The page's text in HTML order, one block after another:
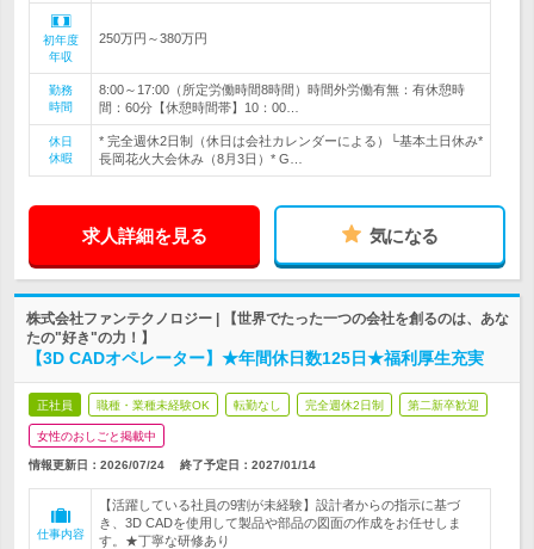
初年度
年収
250万円～380万円
勤務
時間
8:00～17:00（所定労働時間8時間）時間外労働有無：有休憩時
間：60分【休憩時間帯】10：00…
休日
休暇
* 完全週休2日制（休日は会社カレンダーによる）└基本土日休み*
長岡花火大会休み（8月3日）* G…
求人詳細を見る 気になる
株式会社ファンテクノロジー | 【世界でたった一つの会社を創るのは、あな
たの"好き"の力！】
【3D CADオペレーター】★年間休日数125日★福利厚生充実
正社員 職種・業種未経験OK 転勤なし 完全週休2日制 第二新卒歓迎
女性のおしごと掲載中
情報更新日：2026/07/24 終了予定日： 2027/01/14
仕事内容
【活躍している社員の9割が未経験】設計者からの指示に基づ
き、3D CADを使用して製品や部品の図面の作成をお任せしま
す。★丁寧な研修あり